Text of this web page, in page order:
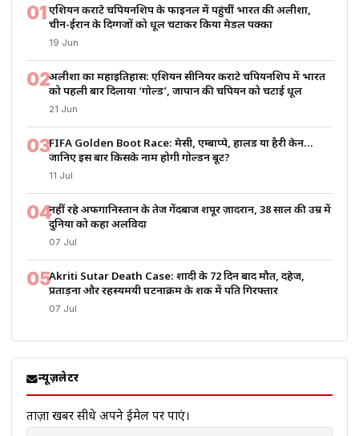
01एशियन कराटे चैंपियनशिप के फाइनल में पहुंचीं भारत की अलीशा,
चीन-ईरान के दिग्गजों को धूल चटाकर किया मेडल पक्का
19 Jun
02अलीशा का महाइतिहास: एशियन सीनियर कराटे चैंपियनशिप में भारत
को पहली बार दिलाया ‘गोल्ड’, जापान की चैंपियन को चटाई धूल
21 Jun
03FIFA Golden Boot Race: मेसी, एम्बाप्पे, हालैंड या हैरी केन…
जानिए इस बार किसके नाम होगी गोल्डन बूट?
11 Jul
04नहीं रहे अफगानिस्तान के तेज गेंदबाज शपूर ज़ादरान, 38 साल की उम्र में
दुनिया को कहा अलविदा
07 Jul
05Akriti Sutar Death Case: शादी के 72 दिन बाद मौत, दहेज,
प्रताड़ना और रहस्यमयी घटनाक्रम के शक में पति गिरफ्तार
07 Jul
न्यूज़लेटर
ताज़ा खबरें सीधे अपने ईमेल पर पाएं।